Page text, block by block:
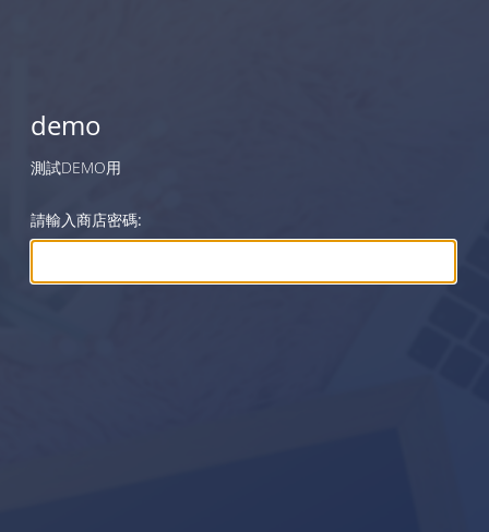
demo
測試DEMO用
請輸入商店密碼: